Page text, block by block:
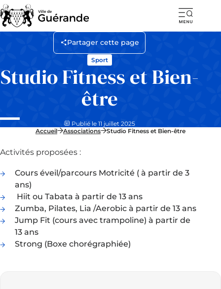
Studio Fitness et Bien-
être
Sport
Publié le 11 juillet 2025
Partager cette page
Accueil Associations Studio Fitness et Bien-être
Activités proposées :
Cours éveil/parcours Motricité ( à partir de 3
ans)
Hiit ou Tabata à partir de 13 ans
Zumba, Pilates, Lia /Aerobic à partir de 13 ans
Jump Fit (cours avec trampoline) à partir de
13 ans
Strong (Boxe chorégraphiée)